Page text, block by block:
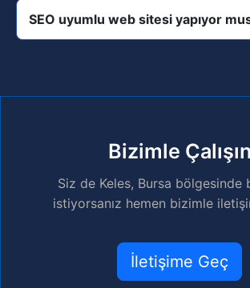
SEO uyumlu web sitesi yapıyor
Bizimle Çalışın
Siz de Keles, Bursa bölgesinde
istiyorsanız hemen bizimle
İletişime Geç